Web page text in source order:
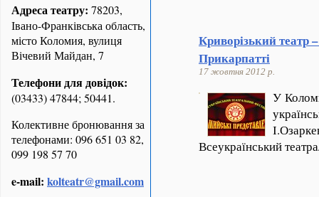
Адреса театру: 78203,
Івано-Франківська область,
місто Коломия, вулиця
Вічевий Майдан, 7
Телефони для довідок:
(03433) 47844; 50441.
Колективне бронювання за
телефонами: 096 651 03 82,
099 198 57 70
e-mail: kolteatr@gmail.com
Криворізький театр
Прикарпатті
17 жовтня 2012 р.
У
Всеукраїнський